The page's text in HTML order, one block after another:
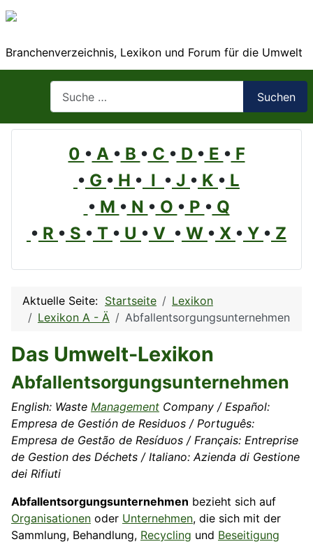
Branchenverzeichnis, Lexikon und Forum für die Umwelt
Suchen
0 • A • B • C • D • E • F
• G • H • I • J • K • L
• M • N • O • P • Q
• R • S • T • U • V • W • X • Y • Z
Aktuelle Seite: Startseite
Lexikon
Lexikon A - Ä
Abfallentsorgungsunternehmen
Das Umwelt-Lexikon
Abfallentsorgungsunternehmen
English: Waste Management Company / Español:
Empresa de Gestión de Residuos / Português:
Empresa de Gestão de Resíduos / Français: Entreprise
de Gestion des Déchets / Italiano: Azienda di Gestione
dei Rifiuti
Abfallentsorgungsunternehmen bezieht sich auf
Organisationen oder Unternehmen, die sich mit der
Sammlung, Behandlung, Recycling und Beseitigung